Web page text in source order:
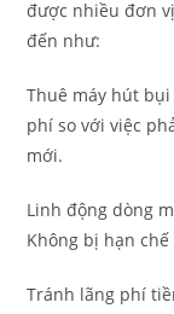
được nhiều đơn
đến như:
Thuê máy hút
phí so với việc
mới.
Linh động dòng
Không bị hạn
Tránh lãng phí